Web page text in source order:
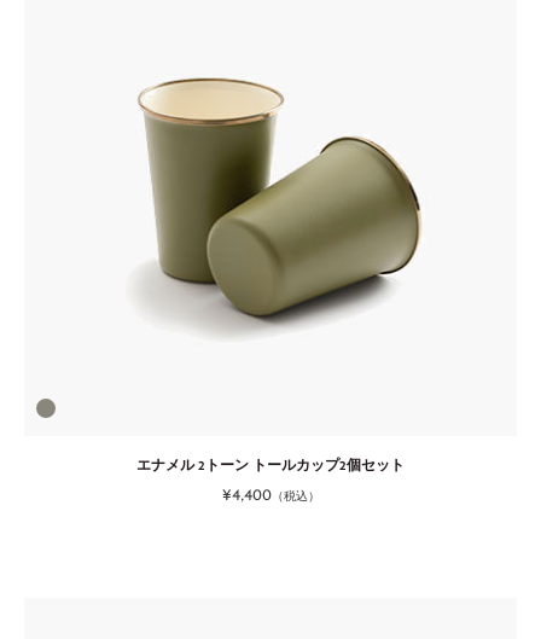
エナメル 2トーン トールカップ2個セット
¥4,400（税込）